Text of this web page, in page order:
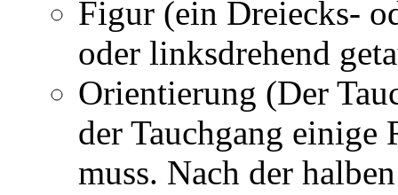
Figur (ein Dreiecks-
oder linksdrehend
Orientierung (Der
der Tauchgang einige
muss. Nach der